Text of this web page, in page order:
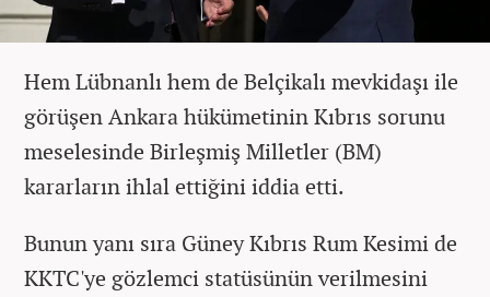
Hem Lübnanlı hem de Belçikalı mevkidaşı ile
görüşen Ankara hükümetinin Kıbrıs sorunu
meselesinde Birleşmiş Milletler (BM)
kararların ihlal ettiğini iddia etti.
Bunun yanı sıra Güney Kıbrıs Rum Kesimi de
KKTC'ye gözlemci statüsünün verilmesini